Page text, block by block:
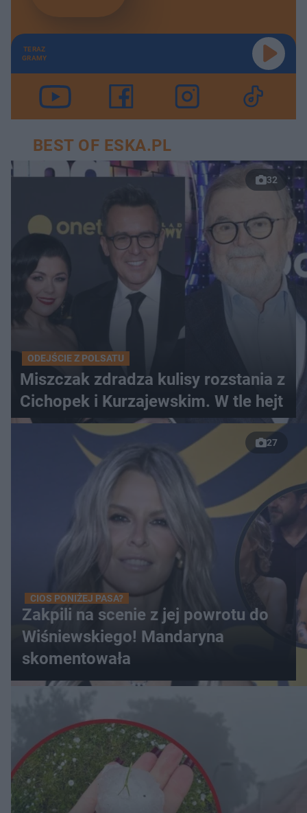
TERAZ
GRAMY
BEST OF ESKA.PL
32
ODEJŚCIE Z POLSATU
Miszczak zdradza kulisy rozstania z
Cichopek i Kurzajewskim. W tle hejt
27
CIOS PONIŻEJ PASA?
Zakpili na scenie z jej powrotu do
Wiśniewskiego! Mandaryna
skomentowała